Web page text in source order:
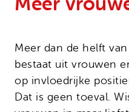
Meer dan de helft
bestaat uit vrouwen
op invloedrijke
Dat is geen toeval.
Noodfonds voor
Onze successen
Veelgestelde vragen
Contact